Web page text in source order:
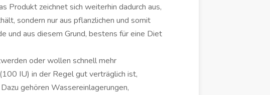
Produkt zeichnet sich weiterhin dadurch aus,
sondern nur aus pflanzlichen und somit
und aus diesem Grund, bestens für eine Diet
oder wollen schnell mehr
IU) in der Regel gut verträglich ist,
gehören Wassereinlagerungen,